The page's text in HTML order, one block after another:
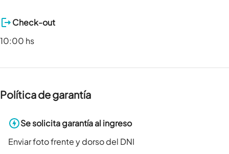
Check-out
10:00 hs
Política de garantía
Se solicita garantía al ingreso
Enviar foto frente y dorso del DNI